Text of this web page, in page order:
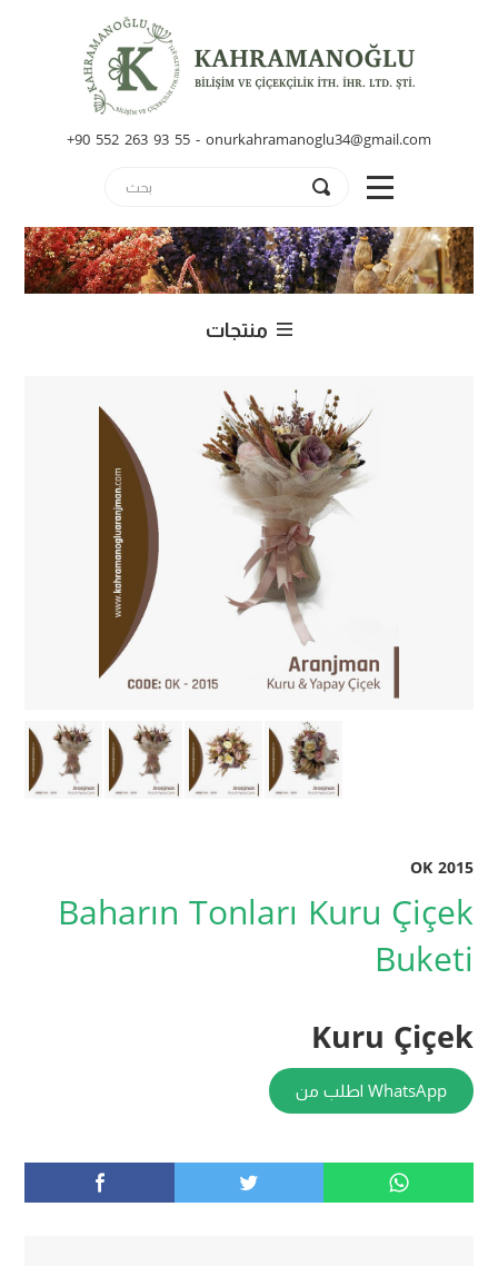
+90 552 263 93 55 - onurkahramanoglu34@gmail.com
منتجات
OK 2015
Baharın Tonları Kuru Çiçek
Buketi
Kuru Çiçek
اطلب من WhatsApp